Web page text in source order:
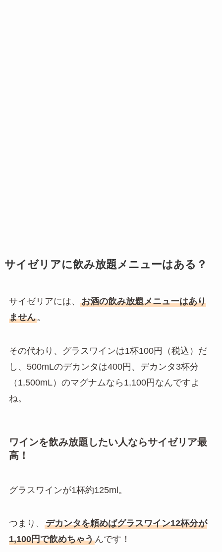
サイゼリアに飲み放題メニューはある？
サイゼリアには、 お酒の飲み放題メニューはあり
ません。
その代わり、グラスワインは1杯100円（税込）だ
し、500mLのデカンタは400円、デカンタ3杯分
（1,500mL）のマグナムなら1,100円なんですよ
ね。
ワインを飲み放題したい人ならサイゼリア最
高！
グラスワインが1杯約125ml。
つまり、 デカンタを頼めばグラスワイン12杯分が
1,100円で飲めちゃうんです！